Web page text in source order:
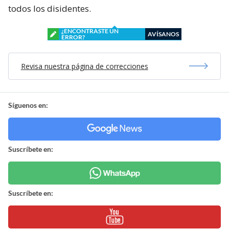
todos los disidentes.
¿ENCONTRASTE UN
ERROR?
AVÍSANOS
Revisa nuestra página de correcciones
Síguenos en:
Suscríbete en:
Suscríbete en: